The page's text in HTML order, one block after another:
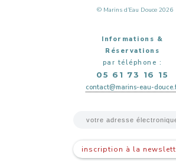
© Marins d’Eau Douce 2026
Informations &
Réservations
par téléphone :
05 61 73 16 15
contact@marins-eau-
inscription à la